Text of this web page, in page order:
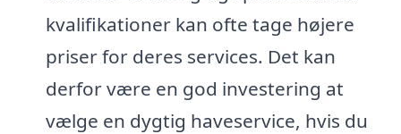
kvalifikationer kan ofte tage højere
priser for deres services. Det kan
derfor være en god investering at
vælge en dygtig haveservice, hvis du